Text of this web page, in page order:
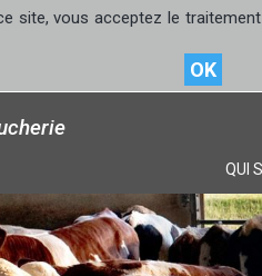
site, vous acceptez le
OK
QUI